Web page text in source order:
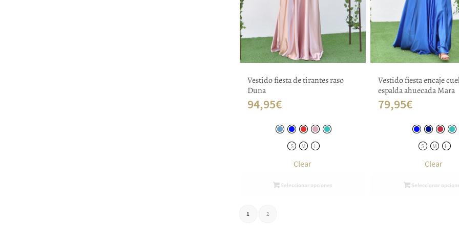
Vestido fiesta de tirantes raso
Duna
94,95€
S M L
Clear
Seleccionar opciones
Vestido fiesta encaje
espalda ahuecada Mara
79,95€
S M L
Clear
Seleccionar
1 2